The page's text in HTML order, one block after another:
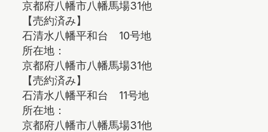
京都府八幡市八幡馬場31他
【売約済み】
石清水八幡平和台 10号地
所在地：
京都府八幡市八幡馬場31他
【売約済み】
石清水八幡平和台 11号地
所在地：
京都府八幡市八幡馬場31他